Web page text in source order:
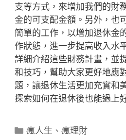
支等方式，來增加我們的財
金的可支配金額。另外，也
簡單的工作，以增加退休金
作狀態，進一步提高收入水
詳細介紹這些財務計畫，並
和技巧，幫助大家更好地應
題，讓退休生活更加充實和
探索如何在退休後也能過上
分
瘋人生 、 瘋理財